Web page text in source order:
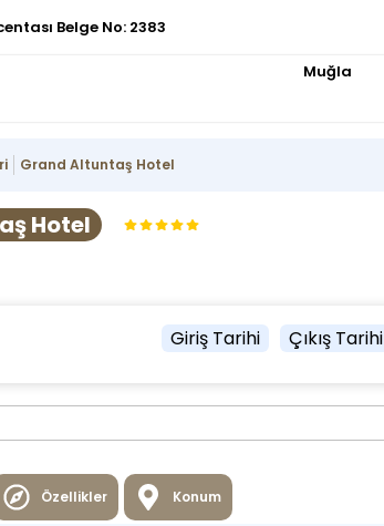
Belge No: 2383
Muğla
Grand Altuntaş Hotel
Hotel
Giriş Tarihi Çıkış Tarihi
Özellikler Konum